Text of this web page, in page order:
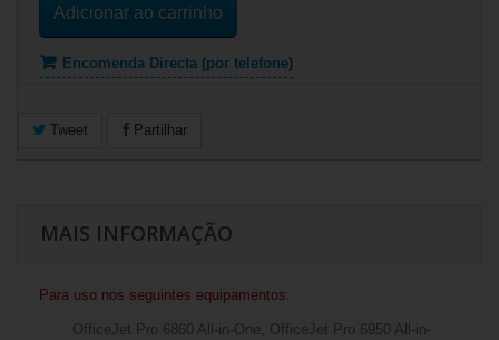
Adicionar ao carrinho
Encomenda Directa (por telefone)
Tweet Partilhar
MAIS INFORMAÇÃO
Para uso nos seguintes equipamentos:
OfficeJet Pro 6860 All-in-One, OfficeJet Pro 6950 All-in-